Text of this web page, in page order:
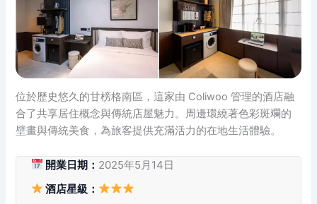
位於歷史悠久的甘榜格南區，這家由 Coliwoo 管理的酒店融
合了共享居住概念與傳統店屋魅力。周邊環繞著色彩斑斕的
壁畫與傳統美食，為旅客提供充滿活力的在地生活體驗。
開業日期： 2025年5月14日
酒店星級：